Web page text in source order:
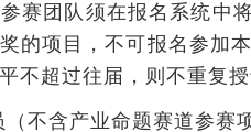
赛团队须在报名系统中
的项目，不可报名参加
不超过往届，则不重复
（不含产业命题赛道参赛